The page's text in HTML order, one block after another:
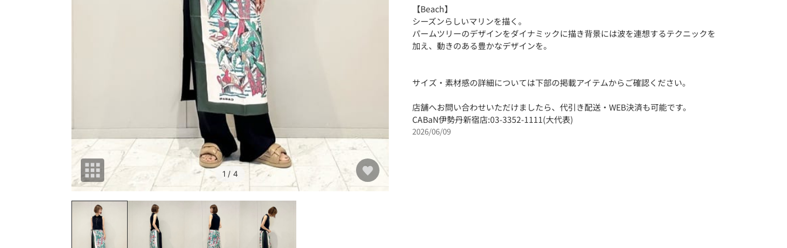
1 / 4
【Beach】
シーズンらしいマリンを描く。
パームツリーのデザインをダイナミックに描き背景には波を連想するテクニックを
加え、動きのある豊かなデザインを。
サイズ・素材感の詳細については下部の掲載アイテムからご確認ください。
店舗へお問い合わせいただけましたら、代引き配送・WEB決済も可能です。
CABaN伊勢丹新宿店:03-3352-1111(大代表)
2026/06/09